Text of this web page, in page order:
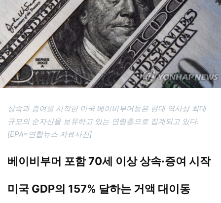
상속과 증여를 시작한 미국 베이비부머들은 현대 역사상 최대
규모의 순자산을 보유하고 있는 연령층으로 집계되고 있다.
[EPA=연합뉴스 자료사진]
베이비부머 포함 70세 이상 상속·증여 시작
미국 GDP의 157% 달하는 거액 대이동